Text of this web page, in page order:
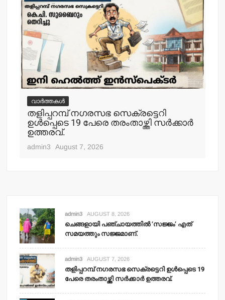
വാർത്തകൾ
തളിപ്പറമ്പ് നഗരസഭ സെക്രട്ടെറി
ഉള്‍പ്പെടെ 19 പേരെ തരംതാഴ്ത്തി സര്‍ക്കാര്‍
ഉത്തരവ്.
admin3 August 7, 2026
admin3 AUGUST 8, 2026
ചെങ്ങളായി പഞ്ചായത്തില്‍ ‘സജ്ജം’ എത്
സമയത്തും സജ്ജമാണ്.
admin3 AUGUST 7, 2026
തളിപ്പറമ്പ് നഗരസഭ സെക്രട്ടെറി ഉള്‍പ്പെടെ 19
പേരെ തരംതാഴ്ത്തി സര്‍ക്കാര്‍ ഉത്തരവ്.